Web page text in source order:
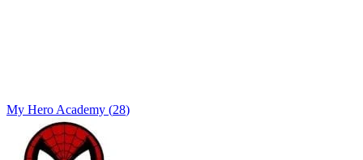
My Hero Academy (28)